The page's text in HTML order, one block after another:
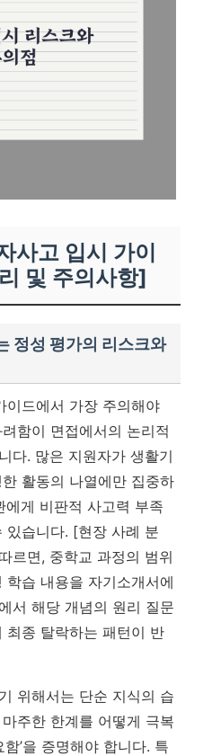
사고 입시 가이
및 주의사항]
정성 평가의 리스크와
이드에서 가장 주의해야
함이 면접에서의 논리적
다. 많은 지원자가 생활기
활동의 나열에만 집중하
게 비판적 사고력 부족
있습니다. [현장 사례 분
르면, 중학교 과정의 범위
습 내용을 자기소개서에
서 해당 개념의 원리 질문
최종 탈락하는 패턴이 반
위해서는 단순 지식의 습
주한 한계를 어떻게 극복
’을 증명해야 합니다. 특